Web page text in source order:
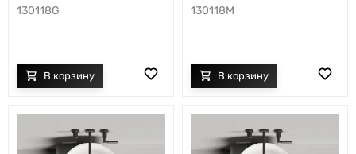
130118G 130118M